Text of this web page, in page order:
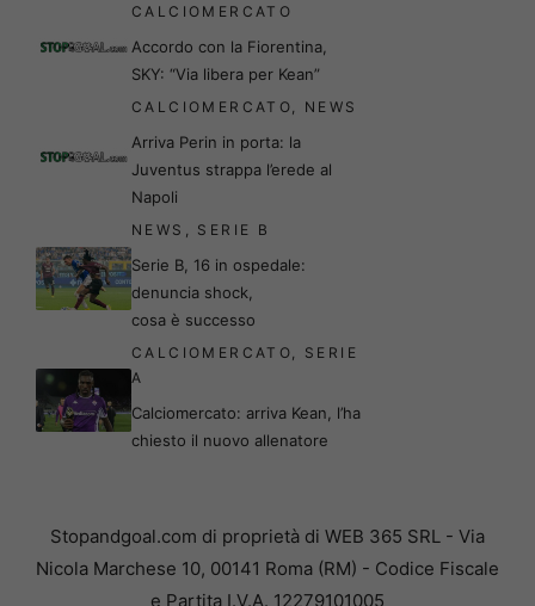
CALCIOMERCATO
Accordo con la Fiorentina,
SKY: “Via libera per Kean”
CALCIOMERCATO NEWS
Arriva Perin in porta: la
Juventus strappa l’erede al
Napoli
NEWS SERIE B
Serie B, 16 in ospedale:
denuncia shock,
cosa è successo
CALCIOMERCATO
SERIE
A
Calciomercato: arriva Kean, l’ha
chiesto il nuovo allenatore
Stopandgoal.com di proprietà di WEB 365 SRL - Via
Nicola Marchese 10, 00141 Roma (RM) - Codice Fiscale
e Partita I.V.A. 12279101005